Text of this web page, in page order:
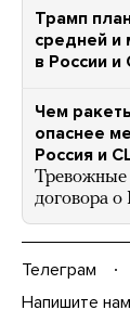
Трамп
средней и
в России
Чем
опаснее
Россия и
Тревожные
договора
Телеграм
Напишите нам